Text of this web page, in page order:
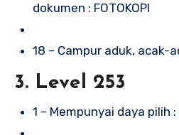
dokumen : FOTOKOPI
18 – Campur aduk, acak-
3. Level 253
1 – Mempunyai daya pilih :